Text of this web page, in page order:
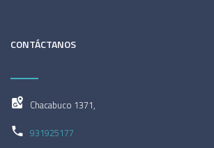
CONTÁCTANOS
Chacabuco 1371,
931925177